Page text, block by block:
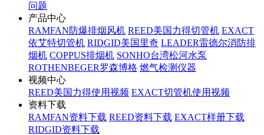
问题
产品中心
RAMFAN防爆排烟风机 REED美国力得切管机 EXACT
依艾特切管机 RIDGID美国里奇 LEADER雷德尔消防排
烟机 COPPUS排烟机 SONHO台湾松河水泵
ROTHENBEGER罗森博格 燃气检测仪器
视频中心
REED美国力得使用视频 EXACT切管机使用视频
资料下载
RAMFAN资料下载 REED资料下载 EXACT样册下载
RIDGID资料下载